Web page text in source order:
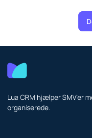
Lua CRM hjælper SMV'er
organiserede.